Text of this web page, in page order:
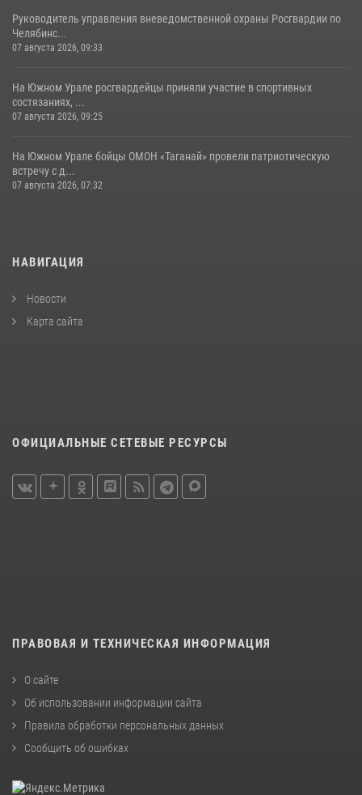
Руководитель управления вневедомственной охраны Росгвардии по
Челябинс...
07 августа 2026, 09:33
На Южном Урале росгвардейцы приняли участие в спортивных
состязаниях, ...
07 августа 2026, 09:25
На Южном Урале бойцы ОМОН «Таганай» провели патриотическую
встречу с д...
07 августа 2026, 07:32
НАВИГАЦИЯ
Новости
Карта сайта
ОФИЦИАЛЬНЫЕ СЕТЕВЫЕ РЕСУРСЫ
ПРАВОВАЯ И ТЕХНИЧЕСКАЯ ИНФОРМАЦИЯ
О сайте
Об использовании информации сайта
Правила обработки персональных данных
Сообщить об ошибках